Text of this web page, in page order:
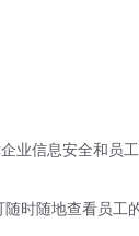
业信息安全和员工
时随地查看员工